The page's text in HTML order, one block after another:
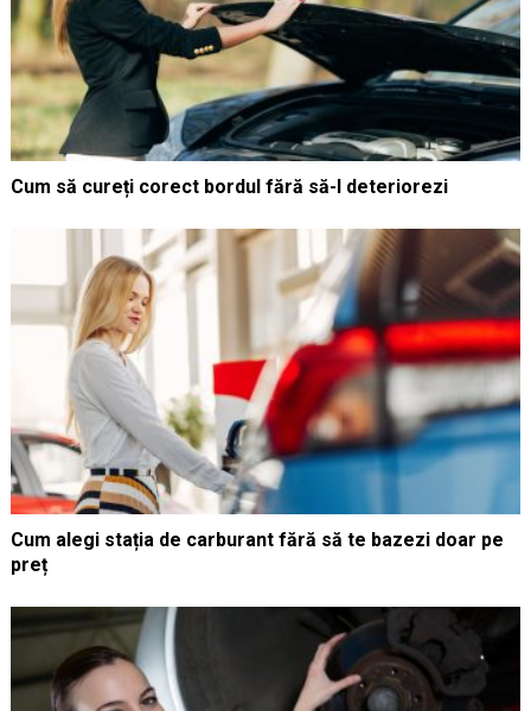
Cum să cureți corect bordul fără să-l deteriorezi
Cum alegi stația de carburant fără să te bazezi doar pe
preț